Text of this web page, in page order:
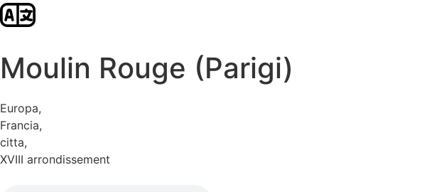
Moulin Rouge (Parigi)
Europa,
Francia,
citta,
XVIII arrondissement